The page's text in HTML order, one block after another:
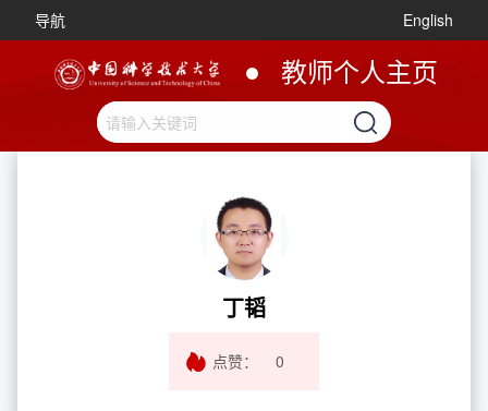
导航 English
教师个人主页
丁韬
点赞： 0